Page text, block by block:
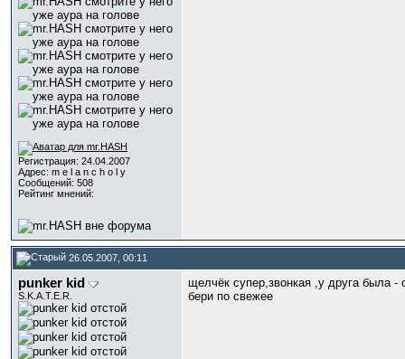
Регистрация: 24.04.2007
Адрес: m e l a n c h o l y
Сообщений: 508
Рейтинг мнений:
26.05.2007, 00:11
punker kid
S.K.A.T.E.R.
щелчёк супер,звонкая ,у друга была -
бери по свежее